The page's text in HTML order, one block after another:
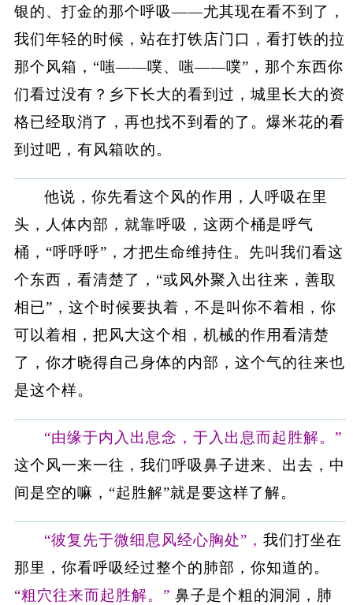
银的、打金的那个呼吸——尤其现在看不到了，
我们年轻的时候，站在打铁店门口，看打铁的拉
那个风箱，“嗤——噗、嗤——噗”，那个东西你
们看过没有？乡下长大的看到过，城里长大的资
格已经取消了，再也找不到看的了。爆米花的看
到过吧，有风箱吹的。
他说，你先看这个风的作用，人呼吸在里
头，人体内部，就靠呼吸，这两个桶是呼气
桶，“呼呼呼”，才把生命维持住。先叫我们看这
个东西，看清楚了，“或风外聚入出往来，善取
相已”，这个时候要执着，不是叫你不着相，你
可以着相，把风大这个相，机械的作用看清楚
了，你才晓得自己身体的内部，这个气的往来也
是这个样。
“由缘于内入出息念，于入出息而起胜解。”
这个风一来一往，我们呼吸鼻子进来、出去，中
间是空的嘛，“起胜解”就是要这样了解。
“彼复先于微细息风经心胸处”， 我们打坐在
那里，你看呼吸经过整个的肺部，你知道的。
“粗穴往来而起胜解。” 鼻子是个粗的洞洞，肺